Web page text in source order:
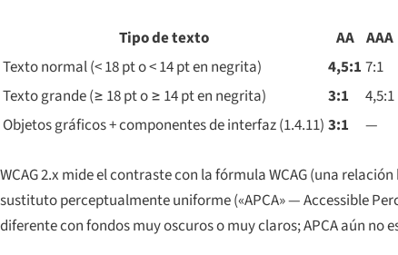
Tipo de texto AA AAA
Texto normal (< 18 pt o < 14 pt en negrita)
4,5:1 7:1
Texto grande (≥ 18 pt o ≥ 14 pt en negrita)
3:1
4,5:1
Objetos gráficos + componentes de interfaz (1.4.11) 3:1 —
WCAG 2.x mide el contraste con la fórmula WCAG (una
sustituto perceptualmente uniforme («APCA» —Accessible
diferente con fondos muy oscuros o muy claros; APCA aún no